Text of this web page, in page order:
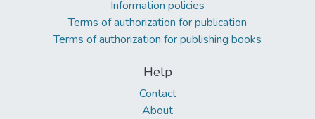
Information policies
Terms of authorization for publication
Terms of authorization for publishing books
Help
Contact
About